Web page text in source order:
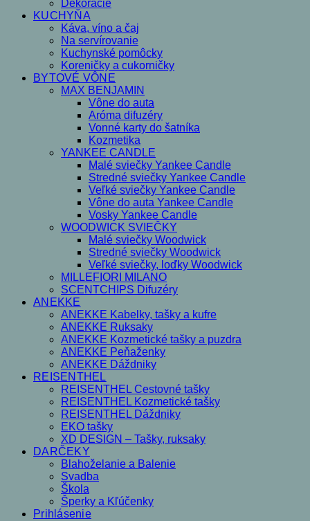
Dekorácie
KUCHYŇA
Káva, víno a čaj
Na servírovanie
Kuchynské pomôcky
Koreničky a cukorničky
BYTOVÉ VÔNE
MAX BENJAMIN
Vône do auta
Aróma difuzéry
Vonné karty do šatníka
Kozmetika
YANKEE CANDLE
Malé sviečky Yankee Candle
Stredné sviečky Yankee Candle
Veľké sviečky Yankee Candle
Vône do auta Yankee Candle
Vosky Yankee Candle
WOODWICK SVIEČKY
Malé sviečky Woodwick
Stredné sviečky Woodwick
Veľké sviečky, loďky Woodwick
MILLEFIORI MILANO
SCENTCHIPS Difuzéry
ANEKKE
ANEKKE Kabelky, tašky a kufre
ANEKKE Ruksaky
ANEKKE Kozmetické tašky a puzdra
ANEKKE Peňaženky
ANEKKE Dáždniky
REISENTHEL
REISENTHEL Cestovné tašky
REISENTHEL Kozmetické tašky
REISENTHEL Dáždniky
EKO tašky
XD DESIGN – Tašky, ruksaky
DARČEKY
Blahoželanie a Balenie
Svadba
Škola
Šperky a Kľúčenky
Prihlásenie